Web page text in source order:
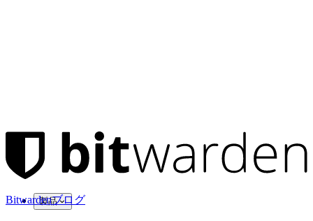
製品
Bitwardenブログ